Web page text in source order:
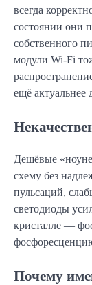
всегда
состоянии они
собственного
модули Wi-Fi
ещё актуальнее
Дешёвые
схему без
пульсаций,
светодиоды
кристалле —
Почему